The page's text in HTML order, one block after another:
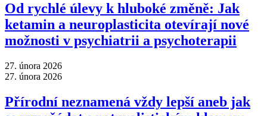
Od rychlé úlevy k hluboké změně: Jak
ketamin a neuroplasticita otevírají nové
možnosti v psychiatrii a psychoterapii
27. února 2026
27. února 2026
Přírodní neznamená vždy lepší aneb jak